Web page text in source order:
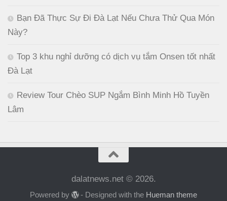
Bạn Đã Thực Sự Đi Đà Lạt Nếu Chưa Thử Qua Món
Này?
Top 3 khu nghỉ dưỡng có dịch vụ tắm Onsen tốt nhất
Đà Lạt
Review Tour Chèo SUP Ngắm Bình Minh Hồ Tuyền
Lâm
dalatnews.net © 2026.
Powered by - Designed with the Hueman theme